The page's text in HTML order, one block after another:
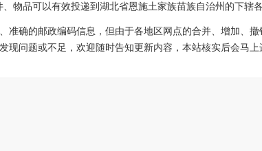
物品可以有效投递到湖北省恩施土家族苗族自治州的下辖
准确的邮政编码信息，但由于各地区网点的合并、增加、
现问题或不足，欢迎随时告知更新内容，本站核实后会马上